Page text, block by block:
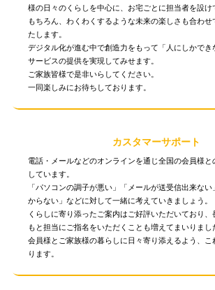
様の日々のくらしを中心に、お宅ごとに担当者を設け
もちろん、わくわくするような未来の楽しさも合わ
たします。
デジタル化が進む中で創造力をもって「人にしかでき
サービスの提供を実現してみせます。
ご家族皆様で是非いらしてください。
一同楽しみにお待ちしております。
カスタマーサポート
電話・メールなどのオンラインを通じ全国の会員様と
しています。
「パソコンの調子が悪い」「メールが送受信出来な
からない」などに対して一緒に考えていきましょう。
くらしに寄り添ったご案内はご好評いただいており
もと担当にご指名をいただくことも増えてまいりまし
会員様とご家族様の暮らしに日々寄り添えるよう、こ
ります。